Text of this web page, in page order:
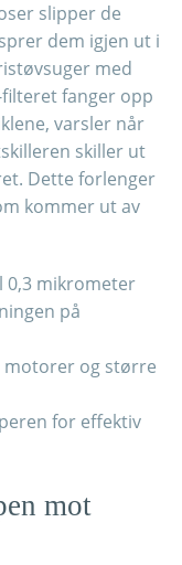
slipper de
dem igjen ut i
med
filteret fanger opp
varsler når
skiller ut
Dette forlenger
kommer ut av
0,3 mikrometer
på
motorer og større
for effektiv
mot